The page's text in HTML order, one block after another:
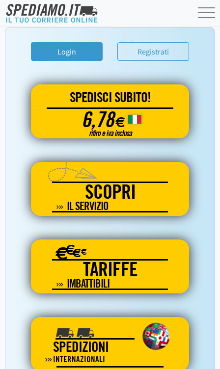
Login Registrati
SPEDISCI SUBITO!
6,78€
ritiro e iva inclusa
SCOPRI
IL SERVIZIO
€€€€
TARIFFE
IMBATTIBILI
SPEDIZIONI
INTERNAZIONALI